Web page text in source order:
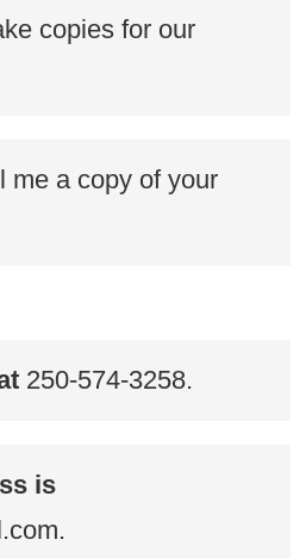
copies for our
me a copy of your
250-574-3258.
is